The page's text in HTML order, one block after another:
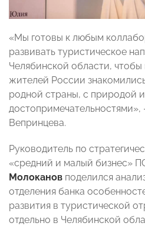
«Мы готовы к любым
развивать туристическое
Челябинской области,
жителей России
родной страны, с природой и
Вепринцева.
Руководитель по
«средний и малый бизнес»
Молоканов поделился
отделения банка
развития в туристической
отдельно в Челябинской